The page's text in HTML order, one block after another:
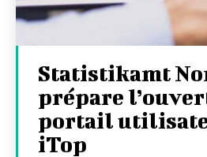
Statistikamt
prépare
portail
iTop